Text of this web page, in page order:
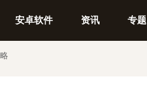
安卓软件 资讯 专题